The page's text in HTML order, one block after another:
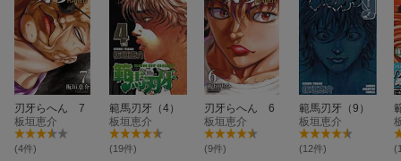
刃牙らへん 7
板垣恵介
(4件)
範馬刃牙（4）
板垣恵介
(19件)
刃牙らへん 6
板垣恵介
(9件)
範馬刃牙（9）
板垣恵介
(12件)